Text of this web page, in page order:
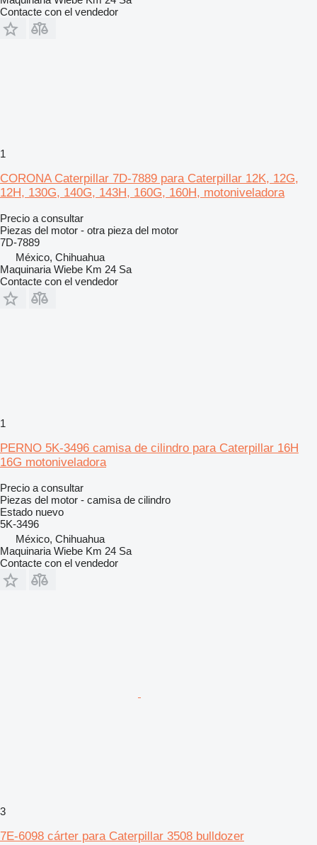
Contacte con el vendedor
1
CORONA Caterpillar 7D-7889 para Caterpillar 12K, 12G,
12H, 130G, 140G, 143H, 160G, 160H, motoniveladora
Precio a consultar
Piezas del motor - otra pieza del motor
7D-7889
México, Chihuahua
Maquinaria Wiebe Km 24 Sa
Contacte con el vendedor
1
PERNO 5K-3496 camisa de cilindro para Caterpillar 16H
16G motoniveladora
Precio a consultar
Piezas del motor - camisa de cilindro
Estado nuevo
5K-3496
México, Chihuahua
Maquinaria Wiebe Km 24 Sa
Contacte con el vendedor
3
7E-6098 cárter para Caterpillar 3508 bulldozer